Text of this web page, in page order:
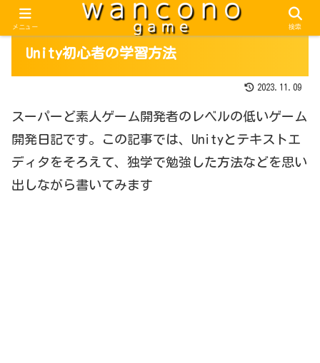
Unity初心者の学習方法
2023.11.09
スーパーど素人ゲーム開発者のレベルの低いゲーム
開発日記です。この記事では、Unityとテキストエ
ディタをそろえて、独学で勉強した方法などを思い
出しながら書いてみます
メニュー 検索